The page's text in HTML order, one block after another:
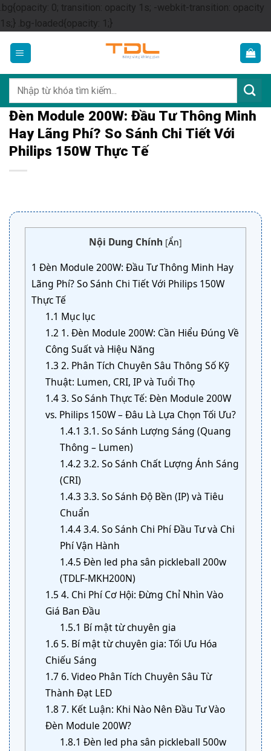
.bg{opacity: 0; transition: opacity 1s; -webkit-transition: opacity
1s;} .bg-loaded{opacity: 1;}Skip
content
kiếm:
Đèn Module 200W: Đầu Tư Thông Minh
Hay Lãng Phí? So Sánh Chi Tiết Với
Philips 150W Thực Tế
Nội Dung Chính [Ẩn]
1 Đèn Module 200W: Đầu Tư Thông Minh Hay
Lãng Phí? So Sánh Chi Tiết Với Philips 150W
Thực Tế
1.1 Mục lục
1.2 1. Đèn Module 200W: Cần Hiểu Đúng Về
Công Suất và Hiệu Năng
1.3 2. Phân Tích Chuyên Sâu Thông Số Kỹ
Thuật: Lumen, CRI, IP và Tuổi Thọ
1.43. So Sánh Thực Tế: Đèn Module 200W
vs. Philips 150W – Đâu Là Lựa Chọn Tối Ưu?
1.4.1 3.1. So Sánh Lượng Sáng (Quang
Thông – Lumen)
1.4.2 3.2. So Sánh Chất Lượng Ánh Sáng
(CRI)
1.4.3 3.3. So Sánh Độ Bền (IP) và Tiêu
Chuẩn
1.4.43.4. So Sánh Chi Phí Đầu Tư và Chi
Phí Vận Hành
1.4.5 Đèn led pha sân pickleball 200w
(TDLF-MKH200N)
1.5 4. Chi Phí Cơ Hội: Đừng Chỉ Nhìn Vào
Giá Ban Đầu
1.5.1 Bí mật từ chuyên gia
1.6 5. Bí mật từ chuyên gia: Tối Ưu Hóa
Chiếu Sáng
1.76. Video Phân Tích Chuyên Sâu Từ
Thành Đạt LED
1.8 7. Kết Luận: Khi Nào Nên Đầu Tư Vào
Đèn Module 200W?
1.8.1 Đèn led pha sân pickleball 500w